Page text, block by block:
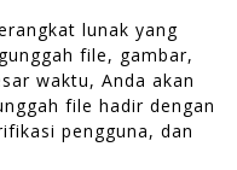
lunak yang
file, gambar,
waktu, Anda akan
file hadir dengan
pengguna, dan